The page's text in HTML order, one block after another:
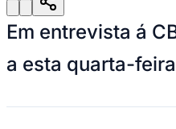
Em entrevista á
a esta quarta-